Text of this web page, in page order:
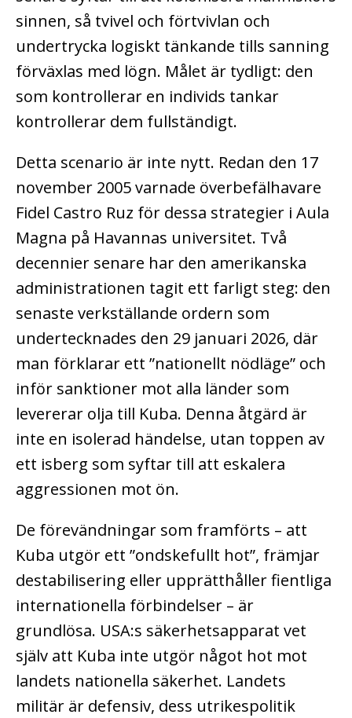
sinnen, så tvivel och förtvivlan och
undertrycka logiskt tänkande tills sanning
förväxlas med lögn. Målet är tydligt: den
som kontrollerar en individs tankar
kontrollerar dem fullständigt.
Detta scenario är inte nytt. Redan den 17
november 2005 varnade överbefälhavare
Fidel Castro Ruz för dessa strategier i Aula
Magna på Havannas universitet. Två
decennier senare har den amerikanska
administrationen tagit ett farligt steg: den
senaste verkställande ordern som
undertecknades den 29 januari 2026, där
man förklarar ett ”nationellt nödläge” och
inför sanktioner mot alla länder som
levererar olja till Kuba. Denna åtgärd är
inte en isolerad händelse, utan toppen av
ett isberg som syftar till att eskalera
aggressionen mot ön.
De förevändningar som framförts – att
Kuba utgör ett ”ondskefullt hot”, främjar
destabilisering eller upprätthåller fientliga
internationella förbindelser – är
grundlösa. USA:s säkerhetsapparat vet
själv att Kuba inte utgör något hot mot
landets nationella säkerhet. Landets
militär är defensiv, dess utrikespolitik